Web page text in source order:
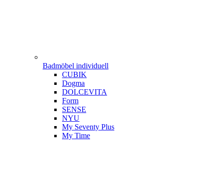
Badmöbel individuell
CUBIK
Dogma
DOLCEVITA
Form
SENSE
NYU
My Seventy Plus
My Time